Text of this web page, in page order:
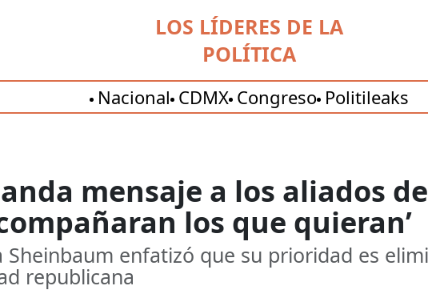
LOS LÍDERES DE LA
POLÍTICA
Nacional CDMX Congreso Politileaks
mensaje a los aliados
los que quieran’
Sheinbaum enfatizó que su prioridad es
republicana